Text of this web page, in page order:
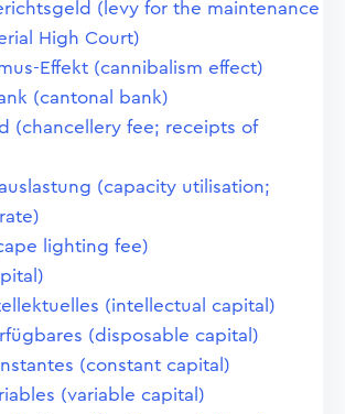
(levy for the maintenance
High Court)
Effekt (cannibalism effect)
(cantonal bank)
(chancellery fee; receipts of
(capacity utilisation;
lighting fee)
(intellectual capital)
(disposable capital)
(constant capital)
(variable capital)